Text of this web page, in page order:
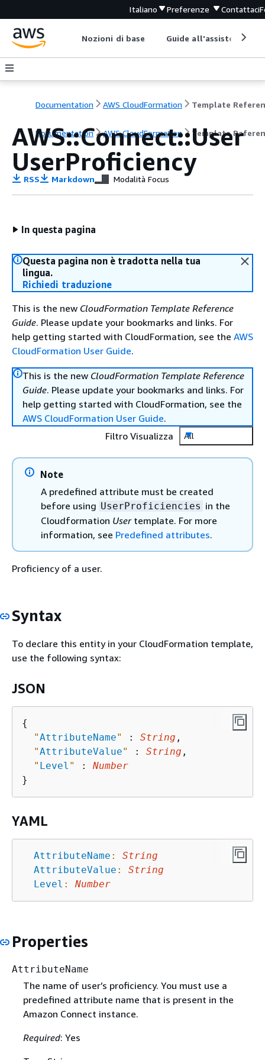
Italiano Preferenze Contattaci
Nozioni di base Guide all'assistenza
Documentation AWS CloudFormation Template
Documentation AWS CloudFormation Template
AWS::Connect::User
UserProficiency
RSS Markdown Modalità Focus
In questa pagina
Questa pagina non è tradotta nella tua
lingua.
Richiedi traduzione
This is the new CloudFormation Template Reference
Guide. Please update your bookmarks and links. For
help getting started with CloudFormation, see the AWS
CloudFormation User Guide.
This is the new CloudFormation Template Reference
Guide. Please update your bookmarks and links. For
help getting started with CloudFormation, see the
AWS CloudFormation User Guide.
Filtro Visualizza
All
Note
A predefined attribute must be created
before using UserProficiencies in the
Cloudformation Usertemplate. For more
information, see Predefined attributes.
Proficiency of a user.
Syntax
To declare this entity in your CloudFormation template,
use the following syntax:
JSON
{
"AttributeName" : String ,
"AttributeValue" : String ,
" Level " : Number
YAML
AttributeName :
String
AttributeValue :
String
Level : Number
Properties
AttributeName
The name of user’s proficiency. You must use a
predefined attribute name that is present in the
Amazon Connect instance.
Required: Yes